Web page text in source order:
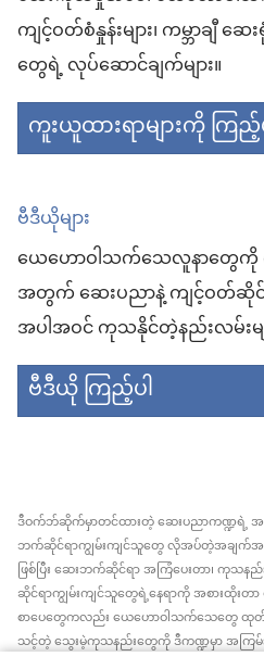
ကျင့်ဝတ်စံနှုန်းများ၊ ကမ္ဘာခ
တွေရဲ့ လုပ်ဆောင်ချက်များ။
ကူးယူထားရာများကို ကြည့်
ဗီဒီယိုများ
ယေဟောဝါသက်သေလူနာတွေကို
အတွက် ဆေးပညာနဲ့ ကျင့်ဝတ်ဆို
အပါအဝင် ကုသနိုင်တဲ့နည်းလမ်းမျ
ဗီဒီယို ကြည့်ပါ
ဒီဝက်ဘ်ဆိုက်မှာတင်ထားတဲ့ ဆေးပညာကဏ္ဍရဲ့
ဘက်ဆိုင်ရာကျွမ်းကျင်သူတွေ လိုအပ်တဲ့အချက်အ
ဖြစ်ပြီး ဆေးဘက်ဆိုင်ရာ အကြံပေးတာ၊ ကုသ
ဆိုင်ရာကျွမ်းကျင်သူတွေရဲ့နေရာကို အစားထိုးတ
စာပေတွေကလည်း ယေဟောဝါသက်သေတွေ ထု
သင့်တဲ့ သွေးမဲ့ကုသနည်းတွေကို ဒီကဏ္ဍမှာ အကြမ်းဖ